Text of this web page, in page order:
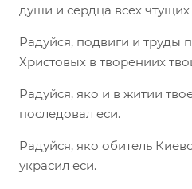
души и сердца всех
Радуйся, подвиги и труды
Христовых в творениих
Радуйся, яко и в житии
последовал еси.
Радуйся, яко обитель
украсил еси.